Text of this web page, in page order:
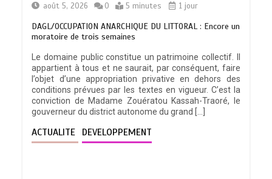
août 5, 2026
0 5 minutes 1 jour
DAGL/OCCUPATION ANARCHIQUE DU LITTORAL : Encore un
moratoire de trois semaines
Le domaine public constitue un patrimoine collectif. Il
appartient à tous et ne saurait, par conséquent, faire
l’objet d’une appropriation privative en dehors des
conditions prévues par les textes en vigueur. C’est la
conviction de Madame Zouératou Kassah-Traoré, le
gouverneur du district autonome du grand […]
ACTUALITE DEVELOPPEMENT